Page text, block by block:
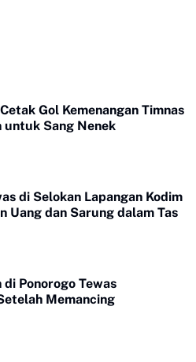
Gol Kemenangan Timnas
untuk Sang Nenek
di Selokan Lapangan Kodim
Uang dan Sarung dalam Tas
Ponorogo Tewas
Memancing